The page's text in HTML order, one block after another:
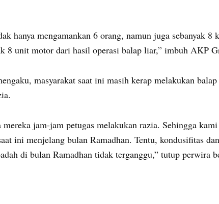
hanya mengamankan 6 orang, namun juga sebanyak
8 unit motor dari hasil operasi balap liar,” imbuh AKP
masyarakat saat ini masih kerap melakukan
jam-jam petugas melakukan razia. Sehingga
ini menjelang bulan Ramadhan. Tentu, kondusifitas
di bulan Ramadhan tidak terganggu,” tutup perwira